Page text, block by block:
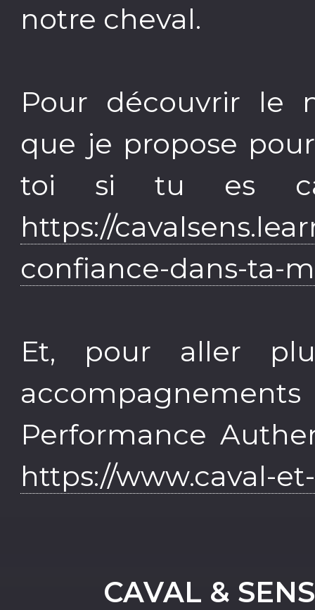
notre cheval.
Pour découvrir le
que je propose
toi si tu es
https://
confiance-dans-ta-
Et, pour aller
Performance
https://www.caval-
CAVAL &